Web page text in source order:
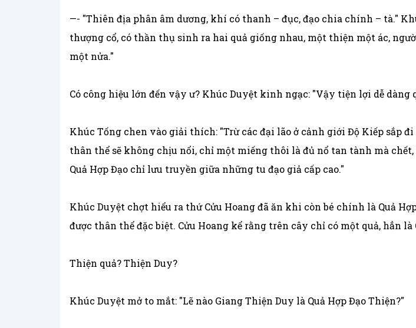
—- "Thiên địa phân âm dương, khí có thanh – đục, đạo chia chính – tà."
thượng cổ, có thần thụ sinh ra hai quả giống nhau, một thiện một ác,
một nửa."
Có công hiệu lớn đến vậy ư? Khúc Duyệt kinh ngạc: "Vậy tiện lợi dễ dàng
Khúc Tống chen vào giải thích: "Trừ các đại lão ở cảnh giới Độ Kiếp sắp
thân thể sẽ không chịu nổi, chỉ một miếng thôi là đủ nổ tan tành mà
Quả Hợp Đạo chỉ lưu truyền giữa những tu đạo giả cấp cao."
Khúc Duyệt chợt hiểu ra thứ Cửu Hoang đã ăn khi còn bé chính là Quả
được thân thể đặc biệt. Cửu Hoang kể rằng trên cây chỉ có một quả, hẳn
Thiện quả? Thiện Duy?
Khúc Duyệt mở to mắt: "Lẽ nào Giang Thiện Duy là Quả Hợp Đạo Thiện?"